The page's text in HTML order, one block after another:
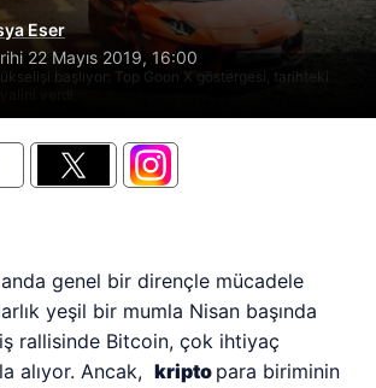
başlıyor: Top Goon X göstergesi, tarihteki
verdi
Eser
22 Mayıs 2019, 16:00
genel bir dirençle mücadele
yeşil bir mumla Nisan başında
rallisinde Bitcoin, çok ihtiyaç
alıyor. Ancak,kripto para biriminin